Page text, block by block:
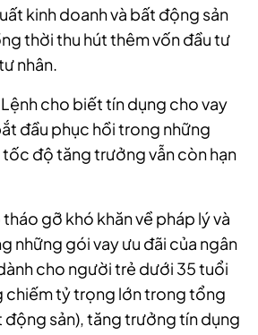
kinh doanh và bất động sản
thời thu hút thêm vốn đầu tư
nhân.
cho biết tín dụng cho vay
đầu phục hồi trong những
độ tăng trưởng vẫn còn hạn
gỡ khó khăn về pháp lý và
những gói vay ưu đãi của ngân
cho người trẻ dưới 35 tuổi
chiếm tỷ trọng lớn trong tổng
động sản), tăng trưởng tín dụng